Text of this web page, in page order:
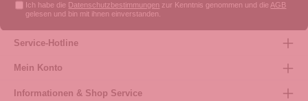
Ich habe die Datenschutzbestimmungen zur Kenntnis genommen und die AGB
gelesen und bin mit ihnen einverstanden.
Service-Hotline
Mein Konto
Informationen & Shop Service